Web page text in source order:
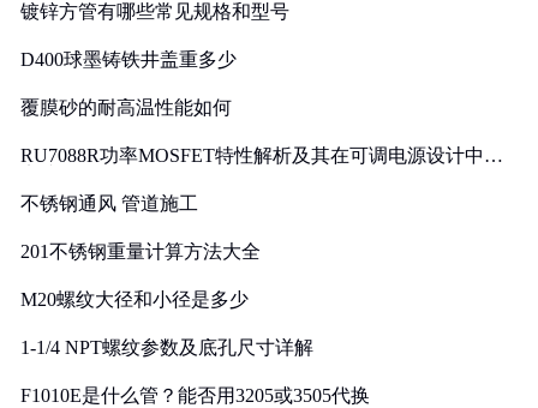
镀锌方管有哪些常见规格和型号
D400球墨铸铁井盖重多少
覆膜砂的耐高温性能如何
RU7088R功率MOSFET特性解析及其在可调电源设计中的
不锈钢通风 管道施工
201不锈钢重量计算方法大全
M20螺纹大径和小径是多少
1-1/4 NPT螺纹参数及底孔尺寸详解
F1010E是什么管？能否用3205或3505代换